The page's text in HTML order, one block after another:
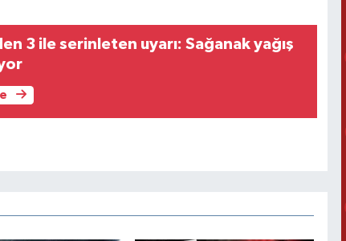
3 ile serinleten uyarı: Sağanak yağış